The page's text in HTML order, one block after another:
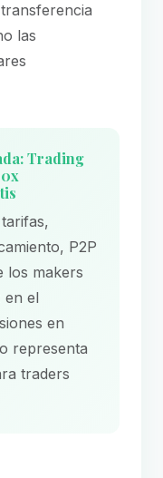
las
Trading
P2P
los makers
en el
en
representa
traders